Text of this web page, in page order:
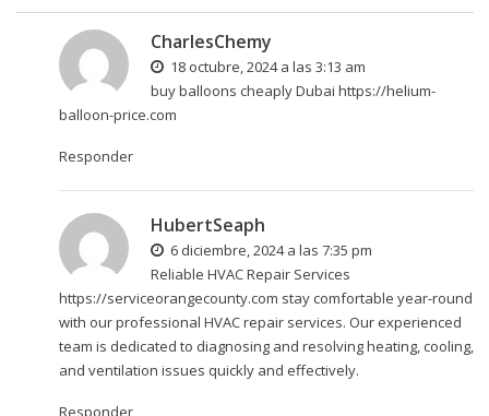
CharlesChemy
18 octubre, 2024 a las 3:13 am
buy balloons cheaply Dubai https://helium-
balloon-price.com
Responder
HubertSeaph
6 diciembre, 2024 a las 7:35 pm
Reliable HVAC Repair Services
https://serviceorangecounty.com stay comfortable year-round
with our professional HVAC repair services. Our experienced
team is dedicated to diagnosing and resolving heating, cooling,
and ventilation issues quickly and effectively.
Responder